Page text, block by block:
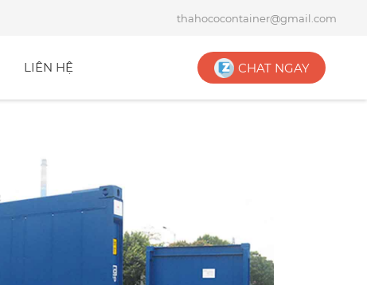
thahococontainer@gmail.com
LIÊN HỆ CHAT NGAY